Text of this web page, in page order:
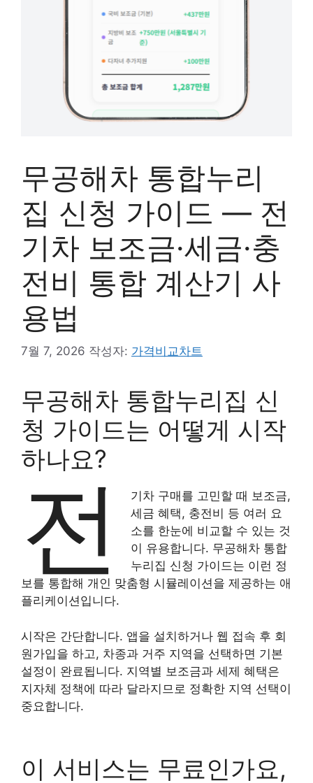
무공해차 통합누리
집 신청 가이드 — 전
기차 보조금·세금·충
전비 통합 계산기 사
용법
7월 7, 2026 작성자: 가격비교차트
무공해차 통합누리집 신
청 가이드는 어떻게 시작
하나요?
전
기차 구매를 고민할 때 보조금,
세금 혜택, 충전비 등 여러 요
소를 한눈에 비교할 수 있는 것
이 유용합니다. 무공해차 통합
누리집 신청 가이드는 이런 정
보를 통합해 개인 맞춤형 시뮬레이션을 제공하는 애
플리케이션입니다.
시작은 간단합니다. 앱을 설치하거나 웹 접속 후 회
원가입을 하고, 차종과 거주 지역을 선택하면 기본
설정이 완료됩니다. 지역별 보조금과 세제 혜택은
지자체 정책에 따라 달라지므로 정확한 지역 선택이
중요합니다.
이 서비스는 무료인가요,